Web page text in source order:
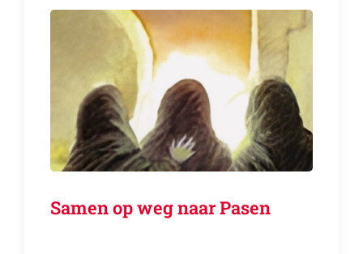
Samen op weg naar Pasen